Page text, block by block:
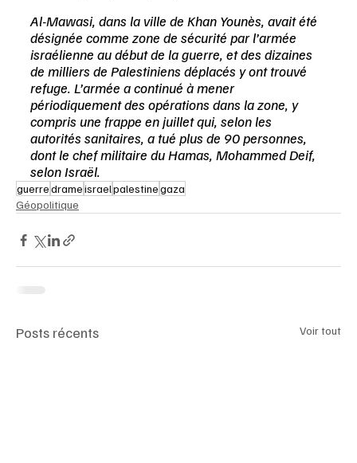
Al-Mawasi, dans la ville de Khan Younès, avait été
désignée comme zone de sécurité par l’armée
israélienne au début de la guerre, et des dizaines
de milliers de Palestiniens déplacés y ont trouvé
refuge. L’armée a continué à mener
périodiquement des opérations dans la zone, y
compris une frappe en juillet qui, selon les
autorités sanitaires, a tué plus de 90 personnes,
dont le chef militaire du Hamas, Mohammed Deif,
selon Israël.
guerredrameisraelpalestinegaza
Géopolitique
Posts récents Voir tout